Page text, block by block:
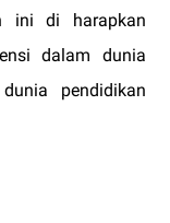
ini di harapkan
dalam dunia
pendidikan